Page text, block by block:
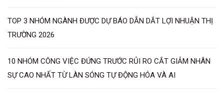
TOP 3 NHÓM NGÀNH ĐƯỢC DỰ BÁO DẪN DẮT LỢI NHUẬN THỊ
TRƯỜNG 2026
10 NHÓM CÔNG VIỆC ĐỨNG TRƯỚC RỦI RO CẮT GIẢM NHÂN
SỰ CAO NHẤT TỪ LÀN SÓNG TỰ ĐỘNG HÓA VÀ AI